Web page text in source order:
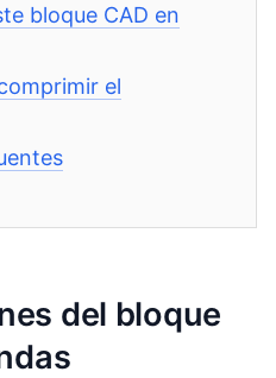
bloque CAD en
el
del bloque